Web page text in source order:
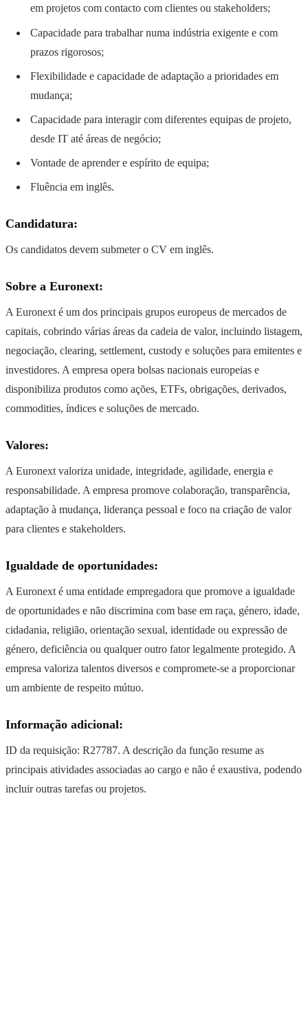
em projetos com contacto com clientes ou stakeholders;
Capacidade para trabalhar numa indústria exigente e com
prazos rigorosos;
Flexibilidade e capacidade de adaptação a prioridades em
mudança;
Capacidade para interagir com diferentes equipas de projeto,
desde IT até áreas de negócio;
Vontade de aprender e espírito de equipa;
Fluência em inglês.
Candidatura:
Os candidatos devem submeter o CV em inglês.
Sobre a Euronext:
A Euronext é um dos principais grupos europeus de mercados de
capitais, cobrindo várias áreas da cadeia de valor, incluindo listagem,
negociação, clearing, settlement, custody e soluções para emitentes e
investidores. A empresa opera bolsas nacionais europeias e
disponibiliza produtos como ações, ETFs, obrigações, derivados,
commodities, índices e soluções de mercado.
Valores:
A Euronext valoriza unidade, integridade, agilidade, energia e
responsabilidade. A empresa promove colaboração, transparência,
adaptação à mudança, liderança pessoal e foco na criação de valor
para clientes e stakeholders.
Igualdade de oportunidades:
A Euronext é uma entidade empregadora que promove a igualdade
de oportunidades e não discrimina com base em raça, género, idade,
cidadania, religião, orientação sexual, identidade ou expressão de
género, deficiência ou qualquer outro fator legalmente protegido. A
empresa valoriza talentos diversos e compromete-se a proporcionar
um ambiente de respeito mútuo.
Informação adicional:
ID da requisição: R27787. A descrição da função resume as
principais atividades associadas ao cargo e não é exaustiva, podendo
incluir outras tarefas ou projetos.